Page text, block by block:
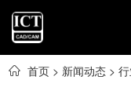
首页 > 新闻动态 >